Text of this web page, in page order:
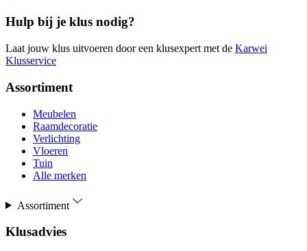
Hulp bij je klus nodig?
Laat jouw klus uitvoeren door een klusexpert met de Karwei
Klusservice
Assortiment
Meubelen
Raamdecoratie
Verlichting
Vloeren
Tuin
Alle merken
Assortiment
Klusadvies